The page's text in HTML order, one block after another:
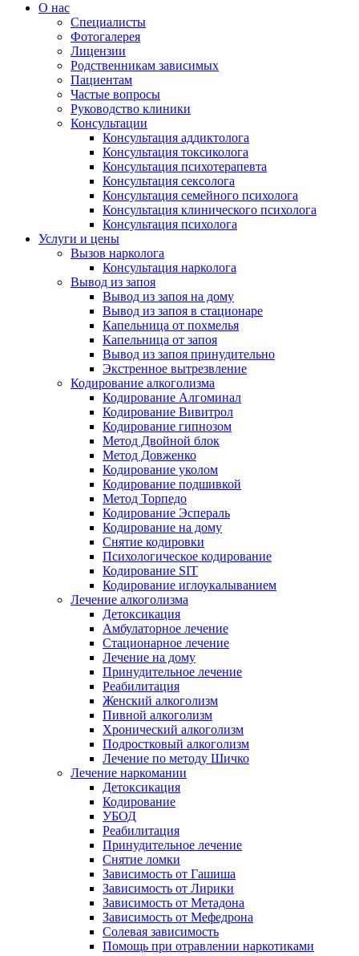
О нас
Специалисты
Фотогалерея
Лицензии
Родственникам зависимых
Пациентам
Частые вопросы
Руководство клиники
Консультации
Консультация аддиктолога
Консультация токсиколога
Консультация психотерапевта
Консультация сексолога
Консультация семейного психолога
Консультация клинического психолога
Консультация психолога
Услуги и цены
Вызов нарколога
Консультация нарколога
Вывод из запоя
Вывод из запоя на дому
Вывод из запоя в стационаре
Капельница от похмелья
Капельница от запоя
Вывод из запоя принудительно
Экстренное вытрезвление
Кодирование алкоголизма
Кодирование Алгоминал
Кодирование Вивитрол
Кодирование гипнозом
Метод Двойной блок
Метод Довженко
Кодирование уколом
Кодирование подшивкой
Метод Торпедо
Кодирование Эспераль
Кодирование на дому
Снятие кодировки
Психологическое кодирование
Кодирование SIT
Кодирование иглоукалыванием
Лечение алкоголизма
Детоксикация
Амбулаторное лечение
Стационарное лечение
Лечение на дому
Принудительное лечение
Реабилитация
Женский алкоголизм
Пивной алкоголизм
Хронический алкоголизм
Подростковый алкоголизм
Лечение по методу Шичко
Лечение наркомании
Детоксикация
Кодирование
УБОД
Реабилитация
Принудительное лечение
Снятие ломки
Зависимость от Гашиша
Зависимость от Лирики
Зависимость от Метадона
Зависимость от Мефедрона
Солевая зависимость
Помощь при отравлении наркотиками